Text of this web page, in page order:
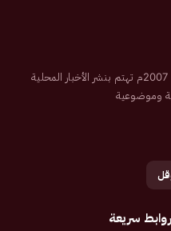
صحيفة إلكترونية سعودية تم تأسيسها عام 2007م تهتم بنشر الأخبار المحلية
وموضوعية
روابط سريعة